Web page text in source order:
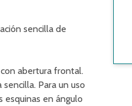
sencilla de
abertura frontal.
Para un uso
esquinas en ángulo